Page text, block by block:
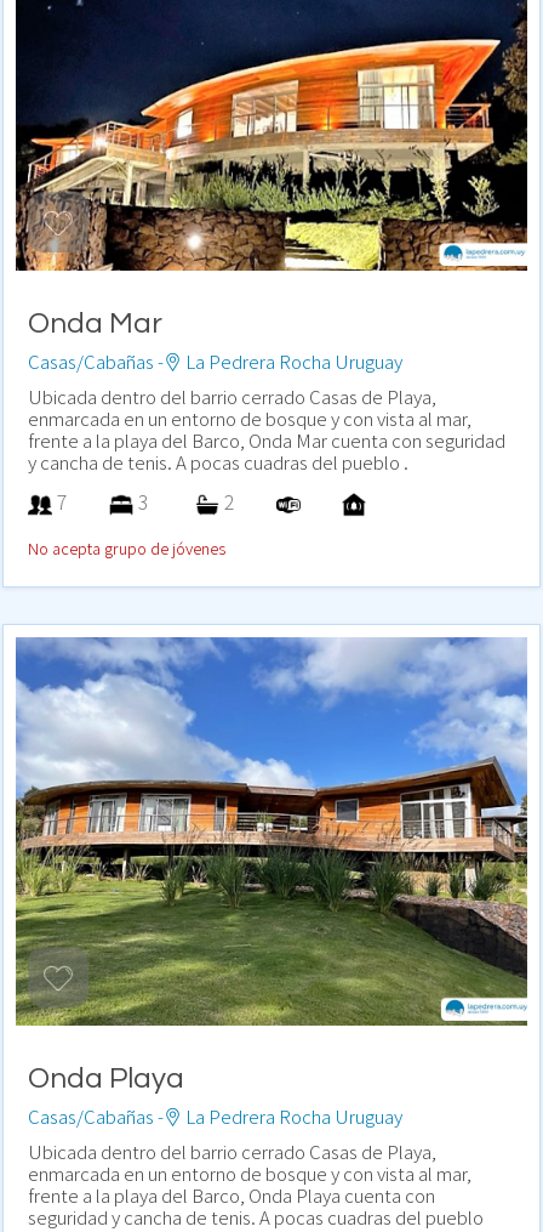
Onda Mar
Casas/Cabañas -
La Pedrera Rocha Uruguay
Ubicada dentro del barrio cerrado Casas de Playa,
enmarcada en un entorno de bosque y con vista al mar,
frente a la playa del Barco, Onda Mar cuenta con seguridad
y cancha de tenis. A pocas cuadras del pueblo .
7 3 2
No acepta grupo de jóvenes
Onda Playa
Casas/Cabañas -
La Pedrera Rocha Uruguay
Ubicada dentro del barrio cerrado Casas de Playa,
enmarcada en un entorno de bosque y con vista al mar,
frente a la playa del Barco, Onda Playa cuenta con
seguridad y cancha de tenis. A pocas cuadras del pueblo